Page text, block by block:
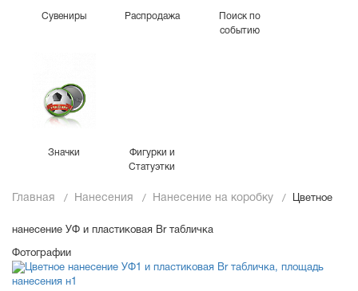
Сувениры Распродажа
Поиск по
событию
Значки
Фигурки и
Статуэтки
Главная Нанесения Нанесение на коробку Цветное
нанесение УФ и пластиковая Br табличка
Фотографии